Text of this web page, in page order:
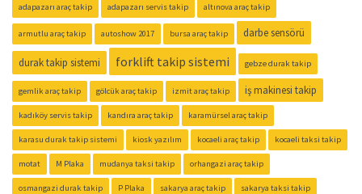
adapazarı araç takip adapazarı servis takip altınova araç takip
armutlu araç takip autoshow 2017 bursa araç takip darbe sensörü
durak takip sistemi forklift takip sistemi gebze durak takip
gemlik araç takip gölcük araç takip izmit araç takip iş makinesi takip
kadıköy servis takip kandıra araç takip karamürsel araç takip
karasu durak takip sistemi kiosk yazılım kocaeli araç takip kocaeli taksi takip
motat M Plaka mudanya taksi takip orhangazi araç takip
osmangazi durak takip P Plaka sakarya araç takip sakarya taksi takip